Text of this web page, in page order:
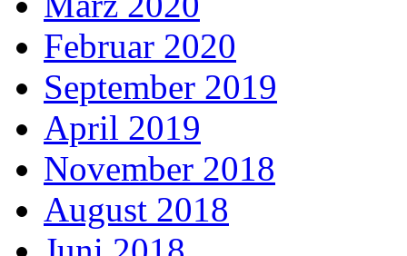
Februar 2020
September 2019
April 2019
November 2018
August 2018